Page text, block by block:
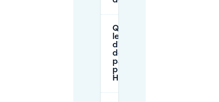
Quels sont
les horaires
d'ouverture
des
parkings
près de De
Hof?